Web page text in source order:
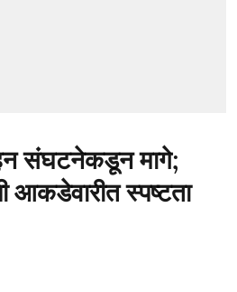
संघटनेकडून मागे;
आकडेवारीत स्पष्टता